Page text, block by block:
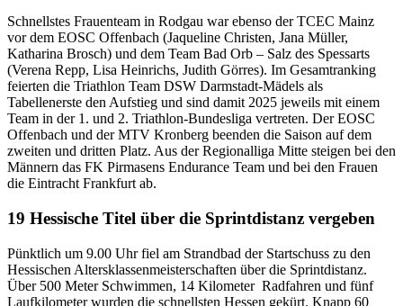
Schnellstes Frauenteam in Rodgau war ebenso der TCEC Mainz
vor dem EOSC Offenbach (Jaqueline Christen, Jana Müller,
Katharina Brosch) und dem Team Bad Orb – Salz des Spessarts
(Verena Repp, Lisa Heinrichs, Judith Görres). Im Gesamtranking
feierten die Triathlon Team DSW Darmstadt-Mädels als
Tabellenerste den Aufstieg und sind damit 2025 jeweils mit einem
Team in der 1. und 2. Triathlon-Bundesliga vertreten. Der EOSC
Offenbach und der MTV Kronberg beenden die Saison auf dem
zweiten und dritten Platz. Aus der Regionalliga Mitte steigen bei den
Männern das FK Pirmasens Endurance Team und bei den Frauen
die Eintracht Frankfurt ab.
19 Hessische Titel über die Sprintdistanz vergeben
Pünktlich um 9.00 Uhr fiel am Strandbad der Startschuss zu den
Hessischen Altersklassenmeisterschaften über die Sprintdistanz.
Über 500 Meter Schwimmen, 14 Kilometer Radfahren und fünf
Laufkilometer wurden die schnellsten Hessen gekürt. Knapp 60